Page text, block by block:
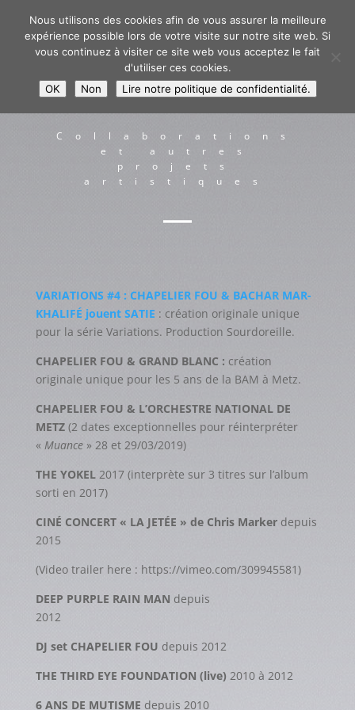
Collaborations
et autres
projets
artistiques
VARIATIONS #4 : CHAPELIER FOU & BACHAR MAR-
KHALIFÉ jouent SATIE : création originale unique
pour la série Variations. Production Sourdoreille.
CHAPELIER FOU & GRAND BLANC : création
originale unique pour les 5 ans de la BAM à Metz.
CHAPELIER FOU & L’ORCHESTRE NATIONAL DE
METZ (2 dates exceptionnelles pour réinterpréter
« Muance» 28 et 29/03/2019)
THE YOKEL 2017 (interprète sur 3 titres sur l’album
sorti en 2017)
CINÉ CONCERT « LA JETÉE » de Chris Markerdepuis
2015
(Video trailer here : https://vimeo.com/309945581)
DEEP PURPLE RAIN MAN depuis
2012
DJ set CHAPELIER FOU depuis 2012
THE THIRD EYE FOUNDATION (live) 2010 à 2012
6 ANS DE MUTISME depuis 2010
Nous utilisons des cookies afin de vous assurer la meilleure
expérience possible lors de votre visite sur notre site web. Si
vous continuez à visiter ce site web vous acceptez le fait
d'utiliser ces cookies.
OK
Non Lire notre politique de confidentialité.